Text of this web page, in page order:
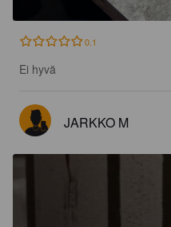
0.1
Ei hyvä
JARKKO M